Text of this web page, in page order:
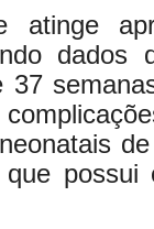
atinge
dados
possui